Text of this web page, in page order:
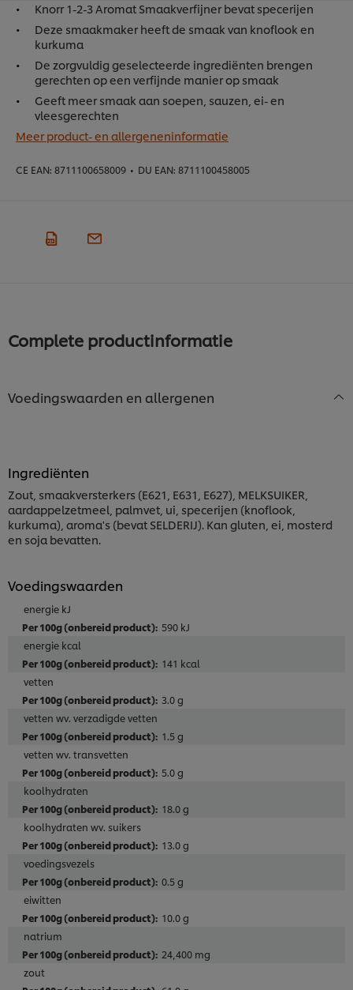
Knorr 1-2-3 Aromat Smaakverfijner bevat specerijen
Deze smaakmaker heeft de smaak van knoflook en
kurkuma
De zorgvuldig geselecteerde ingrediënten brengen
gerechten op een verfijnde manier op smaak
Geeft meer smaak aan soepen, sauzen, ei- en
vleesgerechten
Meer product- en allergeneninformatie
CE EAN: 8711100658009 • DU EAN: 8711100458005
Complete productinformatie
Voedingswaarden en allergenen
Ingrediënten
Zout, smaakversterkers (E621, E631, E627), MELKSUIKER,
aardappelzetmeel, palmvet, ui, specerijen (knoflook,
kurkuma), aroma's (bevat SELDERIJ). Kan gluten, ei, mosterd
en soja bevatten.
Voedingswaarden
energie kJ
590 kJ
energie kcal
141 kcal
vetten
3.0 g
vetten wv. verzadigde vetten
1.5 g
vetten wv. transvetten
5.0 g
koolhydraten
18.0 g
koolhydraten wv. suikers
13.0 g
voedingsvezels
0.5 g
eiwitten
10.0 g
natrium
24,400 mg
zout